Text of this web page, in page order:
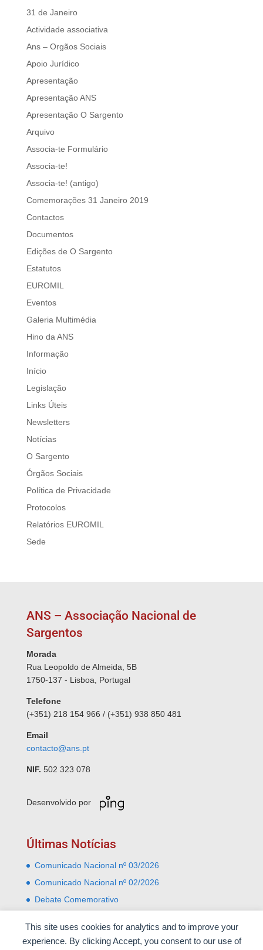
This site uses cookies for analytics and to improve your
experience. By clicking Accept, you consent to our use of
31 de Janeiro
Actividade associativa
Ans – Orgãos Sociais
Apoio Jurídico
Apresentação
Apresentação ANS
Apresentação O Sargento
Arquivo
Associa-te Formulário
Associa-te!
Associa-te! (antigo)
Comemorações 31 Janeiro 2019
Contactos
Documentos
Edições de O Sargento
Estatutos
EUROMIL
Eventos
Galeria Multimédia
Hino da ANS
Informação
Início
Legislação
Links Úteis
Newsletters
Notícias
O Sargento
Órgãos Sociais
Política de Privacidade
Protocolos
Relatórios EUROMIL
Sede
ANS – Associação Nacional de
Sargentos
Morada
Rua Leopoldo de Almeida, 5B
1750-137 - Lisboa, Portugal
Telefone
(+351) 218 154 966 / (+351) 938 850 481
Email
contacto@ans.pt
NIF. 502 323 078
Desenvolvido por
Últimas Notícias
Comunicado Nacional nº 03/2026
Comunicado Nacional nº 02/2026
Debate Comemorativo
Almoço comemorativo do 52º aniversário do 25 de
Abril